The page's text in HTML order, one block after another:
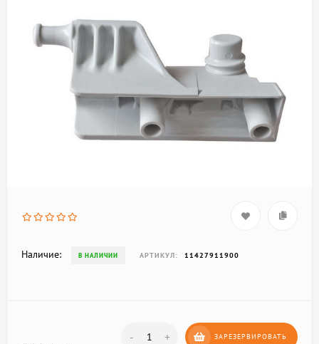
Наличие: В НАЛИЧИИ АРТИКУЛ: 11427911900
- + ЗАРЕЗЕРВИРОВАТЬ